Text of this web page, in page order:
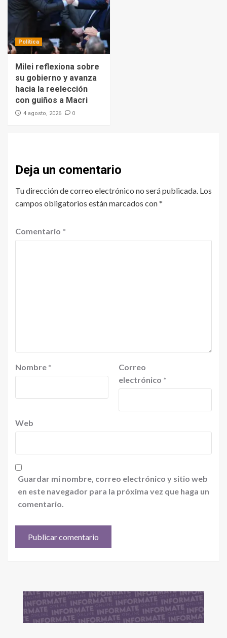
Política
Milei reflexiona sobre
su gobierno y avanza
hacia la reelección
con guiños a Macri
4 agosto, 2026 0
Deja un comentario
Tu dirección de correo electrónico no será publicada. Los
campos obligatorios están marcados con*
Comentario *
Nombre *
Correo
electrónico *
Web
Guardar mi nombre, correo electrónico y sitio web
en este navegador para la próxima vez que haga un
comentario.